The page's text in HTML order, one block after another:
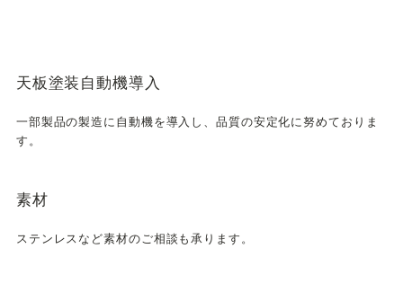
天板塗装自動機導入
一部製品の製造に自動機を導入し、品質の安定化に努めておりま
す。
素材
ステンレスなど素材のご相談も承ります。